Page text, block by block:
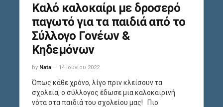
Καλό καλοκαίρι με δροσερό
παγωτό για τα παιδιά από το
Σύλλογο Γονέων &
Κηδεμόνων
by Nata 14 Ιουνίου 2022
Όπως κάθε χρόνο, λίγο πριν κλείσουν τα
σχολεία, ο σύλλογος έδωσε μια καλοκαιρινή
νότα στα παιδιά του σχολείου μας! Πιο